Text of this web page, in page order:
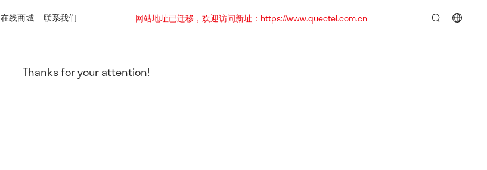
在线商城 联系我们
网站地址已迁移，欢迎访问新址：https://www.quectel.com.cn
Thanks for your attention!